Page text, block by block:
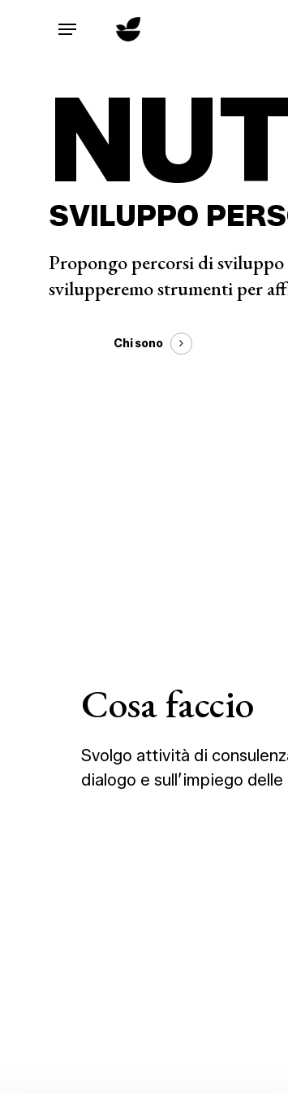
Menu
SVILUPPO
Propongo percorsi di
svilupperemo strumenti per
Chi sono
Cosa faccio
Svolgo attività di
dialogo e sull’impiego